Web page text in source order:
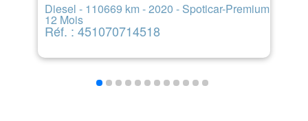
Diesel - 110669 km - 2020 - Spoticar-Premium
12 Mois
Réf. : 451070714518